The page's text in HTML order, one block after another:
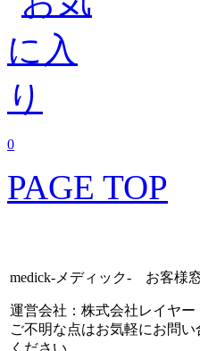
0
PAGE TOP
medick-メディック- お客様
運営会社：株式会社レイヤー
ご不明な点はお気軽にお問い
ください。